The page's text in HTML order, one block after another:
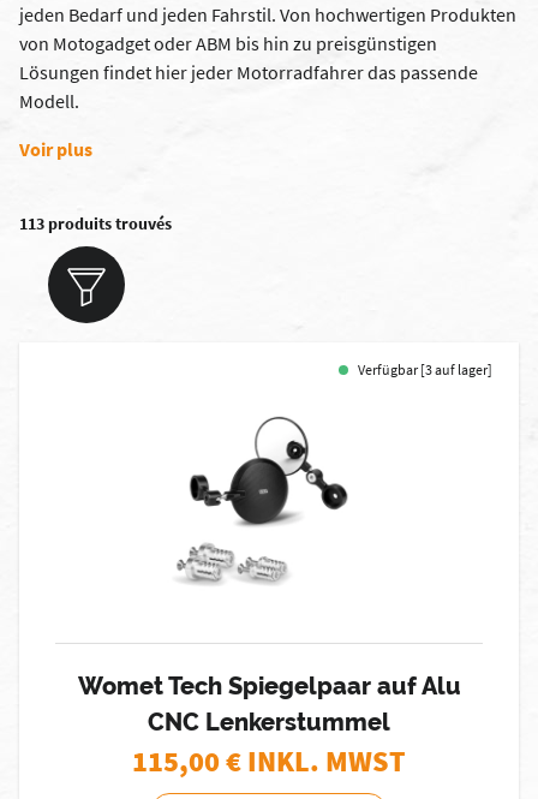
jeden Bedarf und jeden Fahrstil. Von hochwertigen Produkten
von Motogadget oder ABM bis hin zu preisgünstigen
Lösungen findet hier jeder Motorradfahrer das passende
Modell.
Voir plus
113 produits trouvés
Verfügbar [3 auf lager]
Womet Tech Spiegelpaar auf Alu
CNC Lenkerstummel
115,00€ INKL. MWST